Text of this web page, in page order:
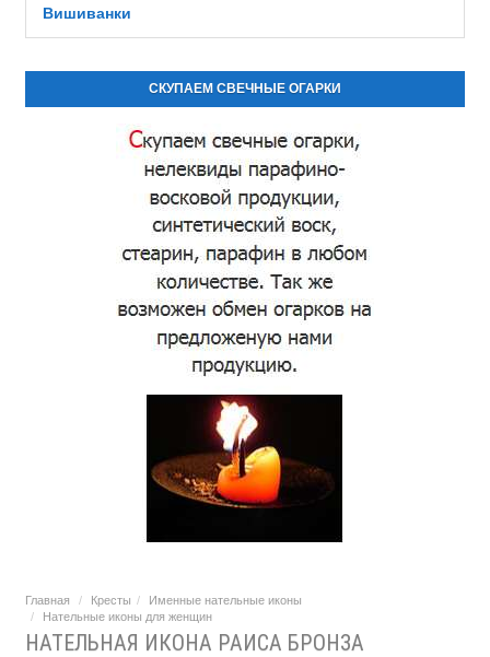
Вишиванки
СКУПАЕМ СВЕЧНЫЕ ОГАРКИ
Главная Кресты
Именные нательные иконы
Нательные иконы для женщин
НАТЕЛЬНАЯ ИКОНА РАИСА БРОНЗА